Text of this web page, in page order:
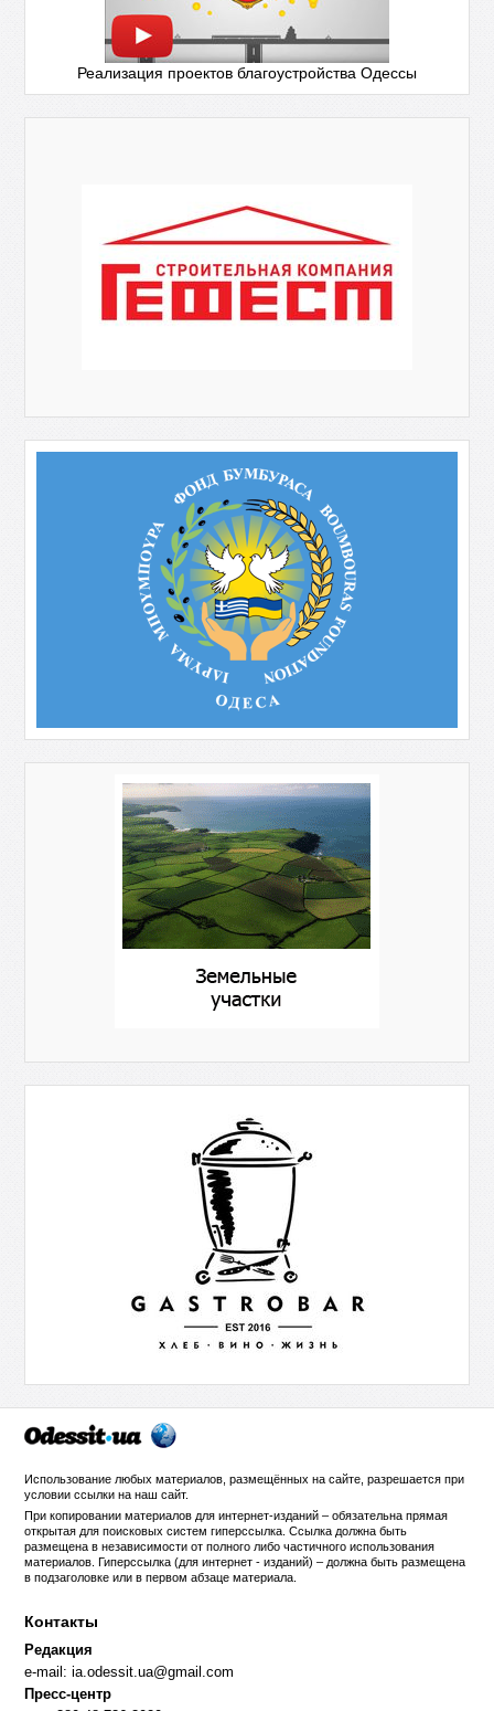
Реализация проектов благоустройства Одессы
Использование любых материалов, размещённых на сайте, разрешается при
условии ссылки нанаш сайт.
При копировании материалов для интернет-изданий – обязательна прямая
открытая для поисковых систем гиперссылка. Ссылка должна быть
размещена в независимости от полного либо частичного использования
материалов. Гиперссылка (для интернет - изданий) – должна быть размещена
в подзаголовке или в первом абзаце материала.
Контакты
Редакция
e-mail:ia.odessit.ua@gmail.com
Пресс-центр